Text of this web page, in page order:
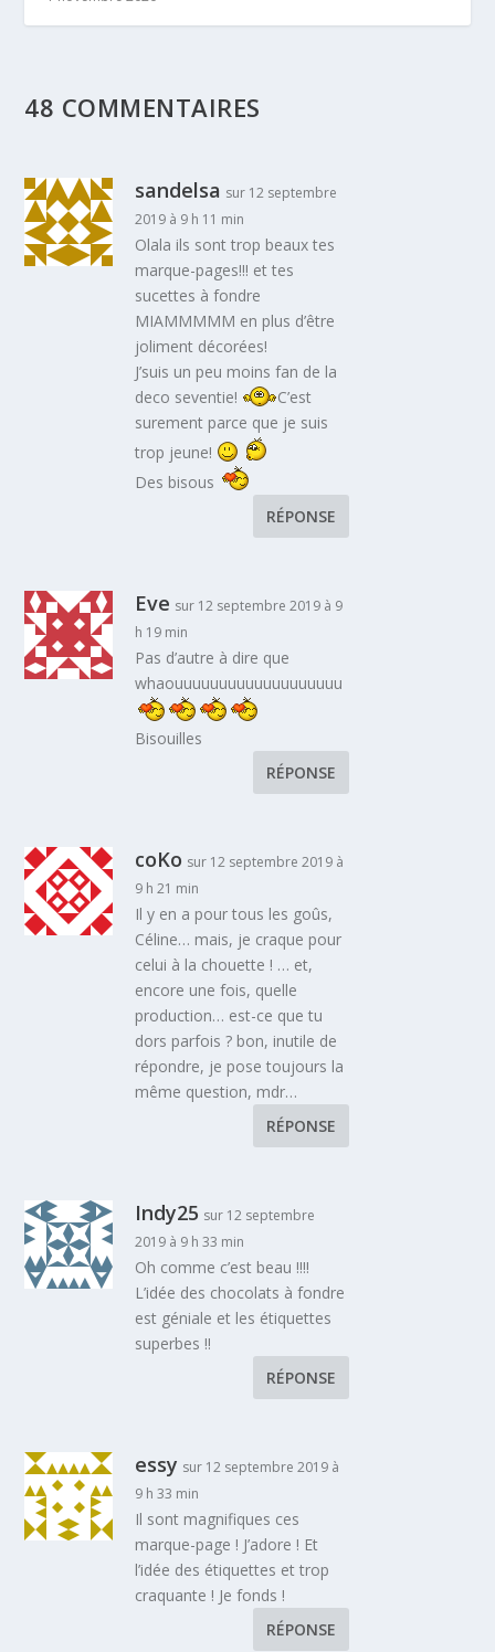
48 COMMENTAIRES
sandelsa sur 12 septembre
2019 à 9 h 11 min
Olala ils sont trop beaux tes
marque-pages!!! et tes
sucettes à fondre
MIAMMMMM en plus d’être
joliment décorées!
J’suis un peu moins fan de la
deco seventie!
C’est
surement parce que je suis
trop jeune!
Des bisous
RÉPONSE
Eve sur 12 septembre 2019 à 9
h 19 min
Pas d’autre à dire que
whaouuuuuuuuuuuuuuuuuuu
Bisouilles
RÉPONSE
coKo sur 12 septembre 2019 à
9 h 21 min
Il y en a pour tous les goûs,
Céline… mais, je craque pour
celui à la chouette ! … et,
encore une fois, quelle
production… est-ce que tu
dors parfois ? bon, inutile de
répondre, je pose toujours la
même question, mdr…
RÉPONSE
Indy25 sur 12 septembre
2019 à 9 h 33 min
Oh comme c’est beau !!!!
L’idée des chocolats à fondre
est géniale et les étiquettes
superbes !!
RÉPONSE
essy sur 12 septembre 2019 à
9 h 33 min
Il sont magnifiques ces
marque-page ! J’adore ! Et
l’idée des étiquettes et trop
craquante ! Je fonds !
RÉPONSE